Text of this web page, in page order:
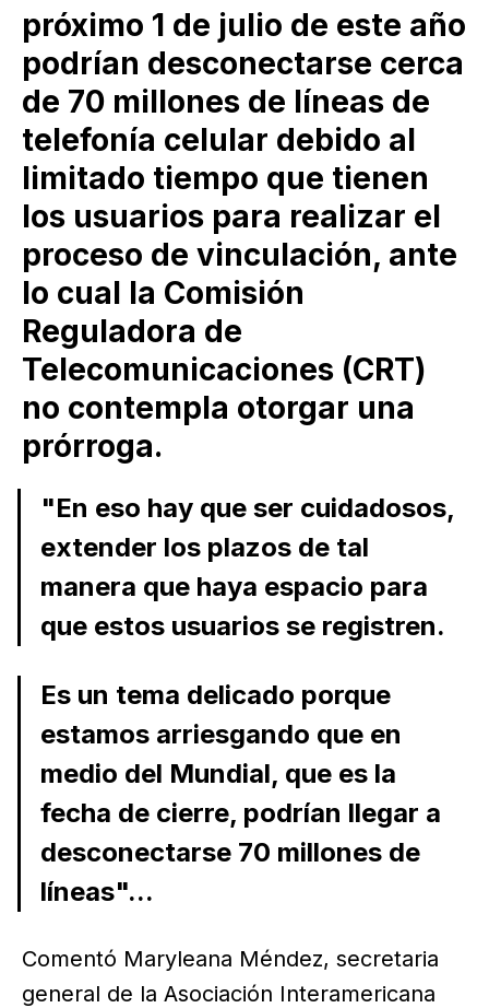
próximo 1 de julio de este año
podrían desconectarse cerca
de 70 millones de líneas de
telefonía celular debido al
limitado tiempo que tienen
los usuarios para realizar el
proceso de vinculación, ante
lo cual la Comisión
Reguladora de
Telecomunicaciones (CRT)
no contempla otorgar una
prórroga.
"En eso hay que ser cuidadosos,
extender los plazos de tal
manera que haya espacio para
que estos usuarios se registren.
Es un tema delicado porque
estamos arriesgando que en
medio del Mundial, que es la
fecha de cierre, podrían llegar a
desconectarse 70 millones de
líneas"...
Comentó Maryleana Méndez, secretaria
general de la Asociación Interamericana